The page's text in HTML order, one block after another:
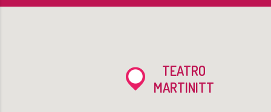
TEATRO
MARTINITT